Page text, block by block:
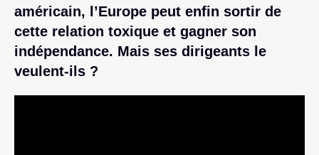
américain, l’Europe peut enfin sortir de
cette relation toxique et gagner son
indépendance. Mais ses dirigeants le
veulent-ils ?